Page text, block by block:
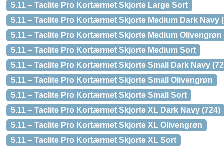
5.11 – Taclite Pro Kortærmet Skjorte Large Sort
5.11 – Taclite Pro Kortærmet Skjorte Medium Dark Navy
5.11 – Taclite Pro Kortærmet Skjorte Medium Olivengrøn
5.11 – Taclite Pro Kortærmet Skjorte Medium Sort
5.11 – Taclite Pro Kortærmet Skjorte Small Dark Navy
5.11 – Taclite Pro Kortærmet Skjorte Small Olivengrøn
5.11 – Taclite Pro Kortærmet Skjorte Small Sort
5.11 – Taclite Pro Kortærmet Skjorte XL Dark Navy (724)
5.11 – Taclite Pro Kortærmet Skjorte XL Olivengrøn
5.11 – Taclite Pro Kortærmet Skjorte XL Sort